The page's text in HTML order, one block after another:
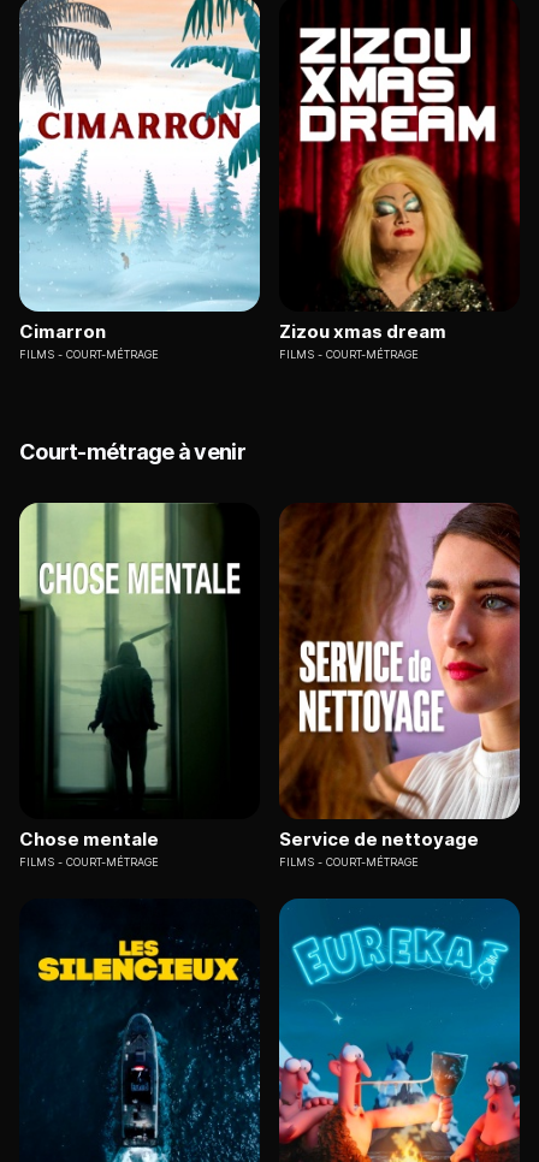
Cimarron
FILMS COURT-MÉTRAGE
Zizou xmas dream
FILMS COURT-MÉTRAGE
Court-métrage à venir
Chose mentale
FILMS COURT-MÉTRAGE
Service de nettoyage
FILMS COURT-MÉTRAGE